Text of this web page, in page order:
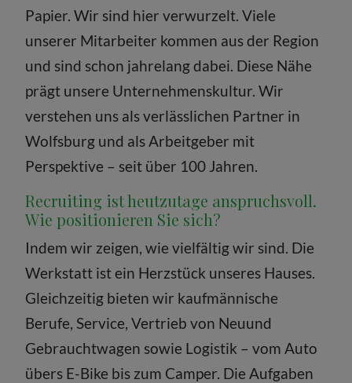
Papier. Wir sind hier verwurzelt. Viele
unserer Mitarbeiter kommen aus der Region
und sind schon jahrelang dabei. Diese Nähe
prägt unsere Unternehmenskultur. Wir
verstehen uns als verlässlichen Partner in
Wolfsburg und als Arbeitgeber mit
Perspektive – seit über 100 Jahren.
Recruiting ist heutzutage anspruchsvoll.
Wie positionieren Sie sich?
Indem wir zeigen, wie vielfältig wir sind. Die
Werkstatt ist ein Herzstück unseres Hauses.
Gleichzeitig bieten wir kaufmännische
Berufe, Service, Vertrieb von Neuund
Gebrauchtwagen sowie Logistik – vom Auto
übers E-Bike bis zum Camper. Die Aufgaben